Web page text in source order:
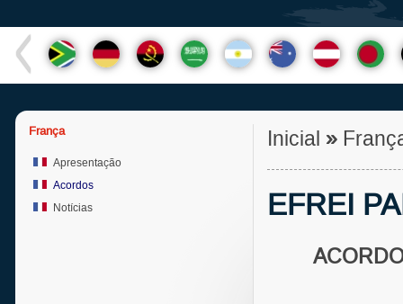
França
Apresentação
Acordos
Notícias
Inicial »
EFREI